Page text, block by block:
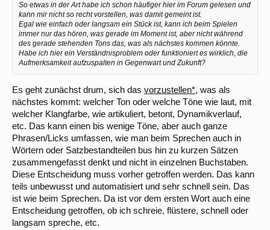
So etwas in der Art habe ich schon häufiger hier im Forum gelesen und
kann mir nicht so recht vorstellen, was damit gemeint ist.
Egal wie einfach oder langsam ein Stück ist, kann ich beim Spielen
immer nur das hören, was gerade im Moment ist, aber nicht während
des gerade stehenden Tons das, was als nächstes kommen könnte.
Habe ich hier ein Verständnisproblem oder funktioniert es wirklich, die
Aufmerksamkeit aufzuspalten in Gegenwart und Zukunft?
Es geht zunächst drum, sich das vorzustellen*, was als
nächstes kommt: welcher Ton oder welche Töne wie laut, mit
welcher Klangfarbe, wie artikuliert, betont, Dynamikverlauf,
etc. Das kann einen bis wenige Töne, aber auch ganze
Phrasen/Licks umfassen, wie man beim Sprechen auch in
Wörtern oder Satzbestandteilen bus hin zu kurzen Sätzen
zusammengefasst denkt und nicht in einzelnen Buchstaben.
Diese Entscheidung muss vorher getroffen werden. Das kann
teils unbewusst und automatisiert und sehr schnell sein. Das
ist wie beim Sprechen. Da ist vor dem ersten Wort auch eine
Entscheidung getroffen, ob ich schreie, flüstere, schnell oder
langsam spreche, etc.